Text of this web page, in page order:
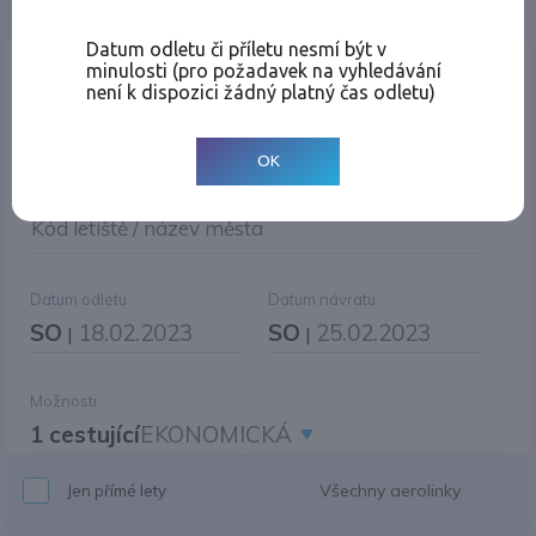
Místo odletu
Kód letiště / název města
Datum odletu
SO | 18.02.2023
Datum návratu
SO | 25.02.2023
Možnosti
1 cestujícíEKONOMICKÁ
Jen přímé lety Všechny aerolinky
Datum odletu či příletu nesmí být v
minulosti (pro požadavek na vyhledávání
není k dispozici žádný platný čas odletu)
OK